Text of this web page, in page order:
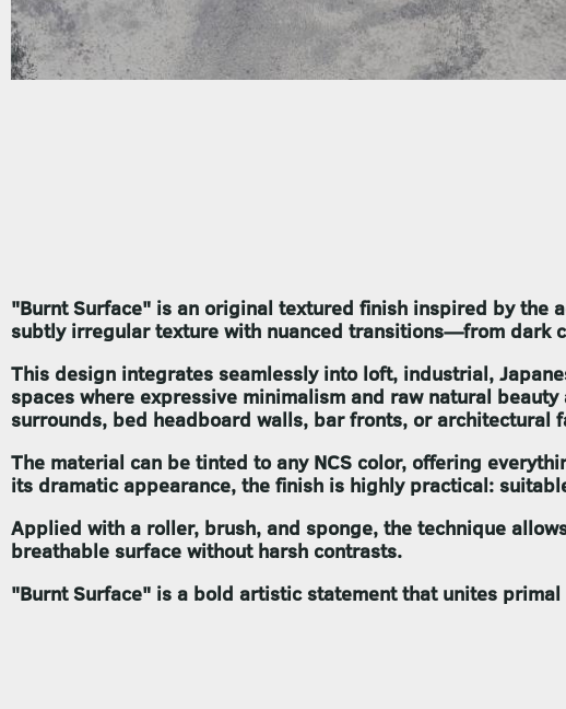
"Burnt Surface" is an original textured finish inspired by the
subtly irregular texture with nuanced transitions—from dark
This design integrates seamlessly into loft, industrial,
spaces where expressive minimalism and raw natural
surrounds, bed headboard walls, bar fronts, or architectural
The material can be tinted to any NCS color, offering
its dramatic appearance, the finish is highly practical:
Applied with a roller, brush, and sponge, the technique
breathable surface without harsh contrasts.
"Burnt Surface" is a bold artistic statement that unites